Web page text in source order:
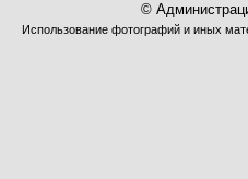
©
Использование фотографий и иных